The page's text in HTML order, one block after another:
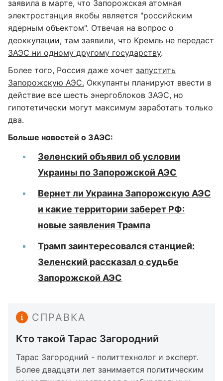
заявила в марте, что Запорожская атомная
электростанция якобы является "российским
ядерным объектом". Отвечая на вопрос о
деоккупации, там заявили, что Кремль не передаст
ЗАЭС ни одному другому государству.
Более того, Россия даже хочет запустить
Запорожскую АЭС. Оккупанты планируют ввести в
действие все шесть энергоблоков ЗАЭС, но
гипотетически могут максимум заработать только
два.
Больше новостей о ЗАЭС:
Зеленский объявил об условии
Украины по Запорожской АЭС
Вернет ли Украина Запорожскую АЭС
и какие территории заберет РФ:
новые заявления Трампа
Трамп заинтересовался станцией:
Зеленский рассказал о судьбе
Запорожской АЭС
СПРАВКА
Кто такой Тарас Загородний
Тарас Загородний - политтехнолог и эксперт.
Более двадцати лет занимается политическим